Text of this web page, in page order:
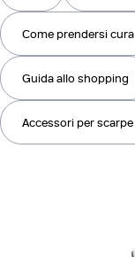
Come prendersi cura
Guida allo shopping
Accessori per scarpe